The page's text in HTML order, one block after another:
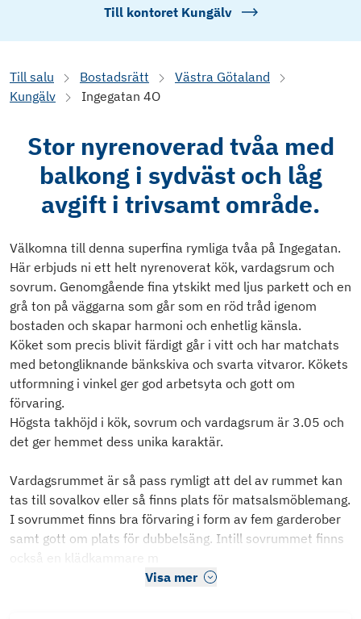
Till kontoret Kungälv
Till salu Bostadsrätt
Västra Götaland
Kungälv
Ingegatan 4O
Stor nyrenoverad tvåa med
balkong i sydväst och låg
avgift i trivsamt område.
Välkomna till denna superfina rymliga tvåa på Ingegatan.
Här erbjuds ni ett helt nyrenoverat kök, vardagsrum och
sovrum. Genomgående fina ytskikt med ljus parkett och en
grå ton på väggarna som går som en röd tråd igenom
bostaden och skapar harmoni och enhetlig känsla.
Köket som precis blivit färdigt går i vitt och har matchats
med betongliknande bänkskiva och svarta vitvaror. Kökets
utformning i vinkel ger god arbetsyta och gott om
förvaring.
Högsta takhöjd i kök, sovrum och vardagsrum är 3.05 och
det ger hemmet dess unika karaktär.
Vardagsrummet är så pass rymligt att del av rummet kan
tas till sovalkov eller så finns plats för matsalsmöblemang.
I sovrummet finns bra förvaring i form av fem garderober
samt gott om plats för dubbelsäng. Intill sovrummet finns
också en klädkammare m
Visa mer